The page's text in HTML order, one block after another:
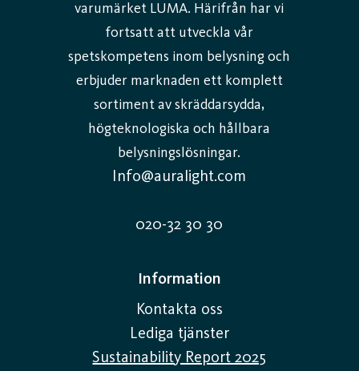
varumärket LUMA. Härifrån har vi
fortsatt att utveckla vår
spetskompetens inom belysning och
erbjuder marknaden ett komplett
sortiment av skräddarsydda,
högteknologiska och hållbara
belysningslösningar.
Info@auralight.com
020-32 30 30
Information
Kontakta oss
Lediga tjänster
Sustainability Report 2025